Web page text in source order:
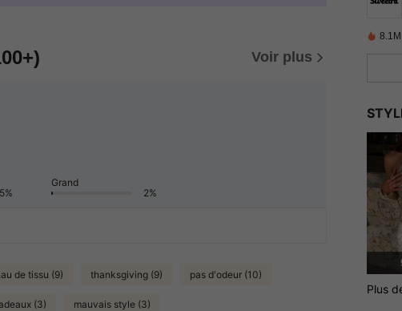
Voir plus
Grand
2%
de tissu (9) thanksgiving (9) pas d'odeur (10)
(3) mauvais style (3)
Plus